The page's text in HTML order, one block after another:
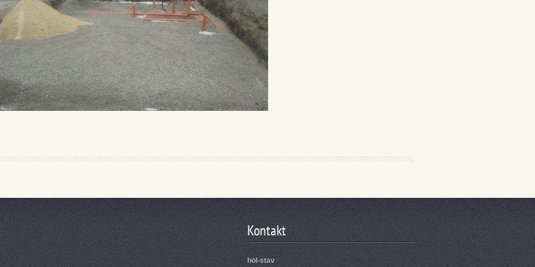
Kontakt
hol-stav